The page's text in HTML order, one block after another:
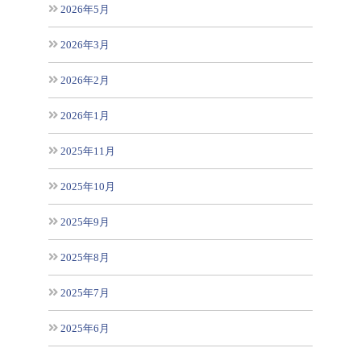
2026年5月
2026年3月
2026年2月
2026年1月
2025年11月
2025年10月
2025年9月
2025年8月
2025年7月
2025年6月